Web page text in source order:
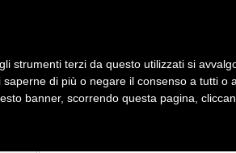
Dati Cliente Servizi Company
Fotografia Telefonia Audio Video
strumenti terzi da questo utilizzati si
saperne di più o negare il consenso a tutti o
banner, scorrendo questa pagina,